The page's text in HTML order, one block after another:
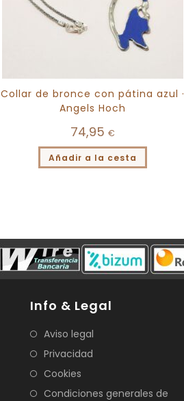
Collar de bronce con pátina azul ·
Angels Hoch
74,95 €
Añadir a la cesta
Info & Legal
Aviso legal
Privacidad
Cookies
Condiciones generales de